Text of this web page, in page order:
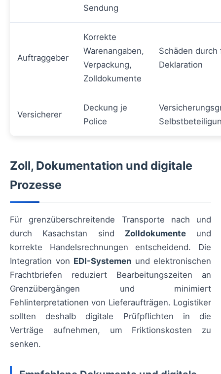
Sendung
Auftraggeber
Korrekte
Warenangaben,
Verpackung,
Zolldokumente
Schäden durch
Deklaration
Versicherer
Deckung je
Police
Zoll, Dokumentation und digitale
Prozesse
Für grenzüberschreitende Transporte nach und
durch Kasachstan sind Zolldokumenteund
korrekte Handelsrechnungen entscheidend. Die
Integration von EDI-Systemen und elektronischen
Frachtbriefen reduziert Bearbeitungszeiten an
Grenzübergängen und minimiert
Fehlinterpretationen von Lieferaufträgen. Logistiker
sollten deshalb digitale Prüfpflichten in die
Verträge aufnehmen, um Friktionskosten zu
senken.